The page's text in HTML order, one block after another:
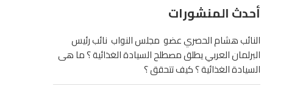
أحدث المنشورات
النائب هشام الحصري عضو مجلس النواب نائب رئيس
البرلمان العربي يطلق مصطلح السيادة الغذائية ؟ ما هى
السيادة الغذائية ؟ كيف تتحقق ؟